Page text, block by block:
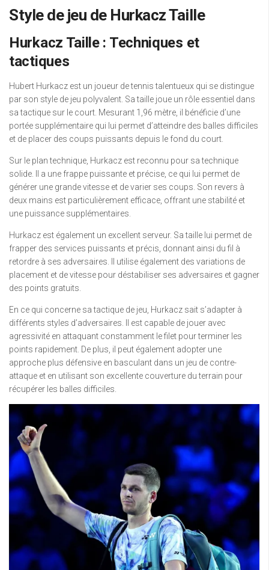
Style de jeu de Hurkacz Taille
Hurkacz Taille : Techniques et
tactiques
Hubert Hurkacz est un joueur de tennis talentueux qui se distingue
par son style de jeu polyvalent. Sa taille joue un rôle essentiel dans
sa tactique sur le court. Mesurant 1,96 mètre, il bénéficie d’une
portée supplémentaire qui lui permet d’atteindre des balles difficiles
et de placer des coups puissants depuis le fond du court.
Sur le plan technique, Hurkacz est reconnu pour sa technique
solide. Il a une frappe puissante et précise, ce qui lui permet de
générer une grande vitesse et de varier ses coups. Son revers à
deux mains est particulièrement efficace, offrant une stabilité et
une puissance supplémentaires.
Hurkacz est également un excellent serveur. Sa taille lui permet de
frapper des services puissants et précis, donnant ainsi du fil à
retordre à ses adversaires. Il utilise également des variations de
placement et de vitesse pour déstabiliser ses adversaires et gagner
des points gratuits.
En ce qui concerne sa tactique de jeu, Hurkacz sait s’adapter à
différents styles d’adversaires. Il est capable de jouer avec
agressivité en attaquant constamment le filet pour terminer les
points rapidement. De plus, il peut également adopter une
approche plus défensive en basculant dans un jeu de contre-
attaque et en utilisant son excellente couverture du terrain pour
récupérer les balles difficiles.